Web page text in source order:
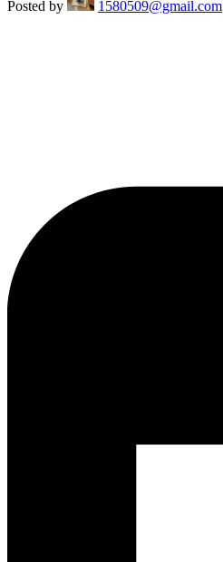
Posted by 1580509@gmail.com